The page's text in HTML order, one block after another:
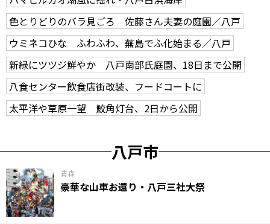
色とりどりのバラ見ごろ 佐藤さん夫妻の庭園／八戸
ウミネコひな ふわふわ、蕪島でふ化始まる／八戸
新緑にツツジ鮮やか 八戸南部氏庭園、18日まで公開
八食センター飲食店街改装、フードコートに
太平洋や草原一望 鮫角灯台、2日から公開
八戸市
青森
豪華な山車お還り・八戸三社大祭